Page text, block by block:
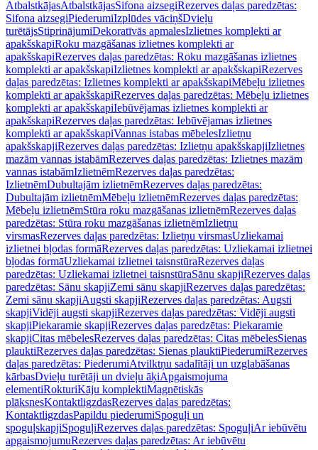
AtbalstkājasAtbalstkājasSifona aizsegiRezerves daļas paredzētas:
Sifona aizsegiPiederumiIzplūdes vāciņšDvieļu
turētājsStiprinājumiDekoratīvās apmalesIzlietnes komplekti ar
apakšskapiRoku mazgāšanas izlietnes komplekti ar
apakšskapiRezerves daļas paredzētas: Roku mazgāšanas izlietnes
komplekti ar apakšskapiIzlietnes komplekti ar apakšskapiRezerves
daļas paredzētas: Izlietnes komplekti ar apakšskapiMēbeļu izlietnes
komplekti ar apakšskapiRezerves daļas paredzētas: Mēbeļu izlietnes
komplekti ar apakšskapiIebūvējamas izlietnes komplekti ar
apakšskapiRezerves daļas paredzētas: Iebūvējamas izlietnes
komplekti ar apakšskapiVannas istabas mēbelesIzlietņu
apakšskapjiRezerves daļas paredzētas: Izlietņu apakšskapjiIzlietnes
mazām vannas istabāmRezerves daļas paredzētas: Izlietnes mazām
vannas istabāmIzlietnēmRezerves daļas paredzētas:
IzlietnēmDubultajām izlietnēmRezerves daļas paredzētas:
Dubultajām izlietnēmMēbeļu izlietnēmRezerves daļas paredzētas:
Mēbeļu izlietnēmStūra roku mazgāšanas izlietnēmRezerves daļas
paredzētas: Stūra roku mazgāšanas izlietnēmIzlietņu
virsmasRezerves daļas paredzētas: Izlietņu virsmasUzliekamai
izlietnei bļodas formāRezerves daļas paredzētas: Uzliekamai izlietnei
bļodas formāUzliekamai izlietnei taisnstūraRezerves daļas
paredzētas: Uzliekamai izlietnei taisnstūraSānu skapjiRezerves daļas
paredzētas: Sānu skapjiZemi sānu skapjiRezerves daļas paredzētas:
Zemi sānu skapjiAugsti skapjiRezerves daļas paredzētas: Augsti
skapjiVidēji augsti skapjiRezerves daļas paredzētas: Vidēji augsti
skapjiPiekaramie skapjiRezerves daļas paredzētas: Piekaramie
skapjiCitas mēbelesRezerves daļas paredzētas: Citas mēbelesSienas
plauktiRezerves daļas paredzētas: Sienas plauktiPiederumiRezerves
daļas paredzētas: PiederumiAtvilktņu sadalītāji un uzglabāšanas
kārbasDvieļu turētāji un dvieļu āķiApgaismojuma
elementiRokturiKāju komplektiMagnētiskās
plāksnesKontaktligzdasRezerves daļas paredzētas:
KontaktligzdasPapildu piederumiSpoguļi un
spoguļskapjiSpoguļiRezerves daļas paredzētas: SpoguļiAr iebūvētu
apgaismojumuRezerves daļas paredzētas: Ar iebūvētu